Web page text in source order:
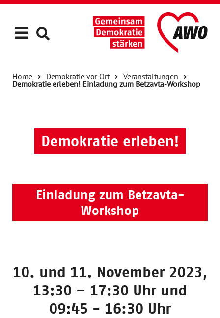
Home Demokratie vor Ort
Veranstaltungen
Demokratie erleben! Einladung zum Betzavta-Workshop
Demokratie erleben!
Einladung zum Betzavta-
Workshop
10. und 11. November 2023,
13:30 – 17:30 Uhr und
09:45 - 16:30 Uhr